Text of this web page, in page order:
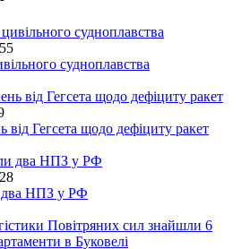
судноплавства
від Гегсета щодо дефіциту ракет
два НПЗ у РФ